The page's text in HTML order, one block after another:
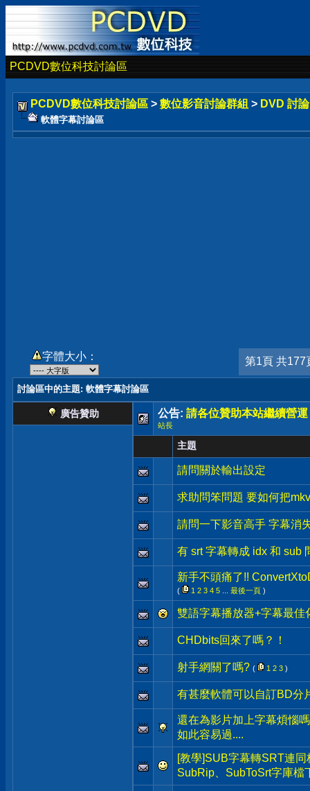
PCDVD數位科技討論區
PCDVD數位科技討論區 > 數位影音討論群組 > DVD 討
軟體字幕討論區
字體大小： 第1頁 共177
討論區中的主題: 軟體字幕討論區
廣告贊助 公告: 請各位贊助本站繼續營運
站長
主題
請問關於輸出設定
求助問笨問題 要如何把
請問一下影音高手 字幕消
有 srt 字幕轉成 idx 和 sub
新手不頭痛了!!
( 1 2 3 4 5 最後一頁 )
雙語字幕播放器+字幕最佳
CHDbits回來了嗎？！
射手網關了嗎? ( 1 2 3 )
有甚麼軟體可以自訂BD分
還在為影片加上字幕煩惱
如此容易過....
[教學]SUB字幕轉SRT連
SubRip、SubToSrt字庫檔